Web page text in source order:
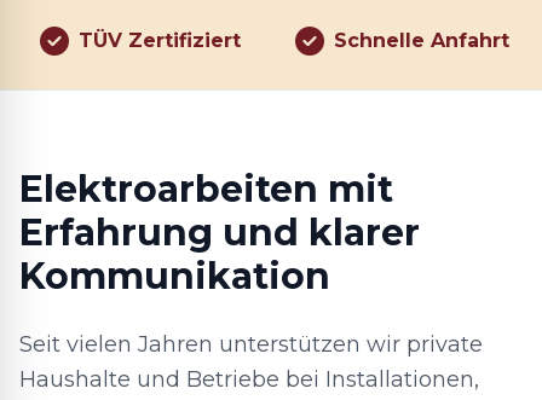
TÜV Zertifiziert Schnelle Anfahrt
Elektroarbeiten mit
Erfahrung und klarer
Kommunikation
Seit vielen Jahren unterstützen wir private
Haushalte und Betriebe bei Installationen,